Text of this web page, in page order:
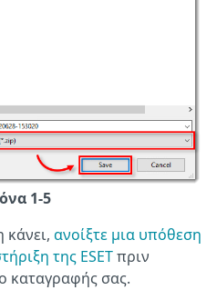
1-5
κάνει, ανοίξτε μια υπόθεση
της ESETπριν
καταγραφής σας.